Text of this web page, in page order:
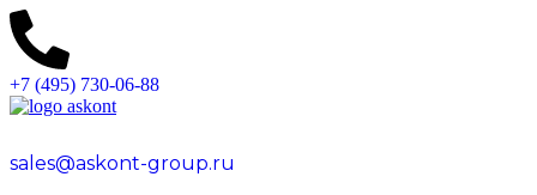
+7 (495) 730-06-88
sales@askont-group.ru